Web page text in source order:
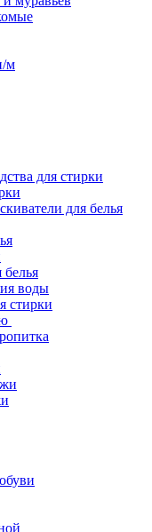
м
для стирки
для белья
воды
стирки